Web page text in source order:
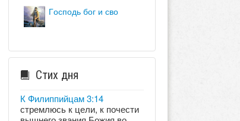
господь бог и сво
Стих дня
К Филиппийцам 3:14
стремлюсь к цели, к почести